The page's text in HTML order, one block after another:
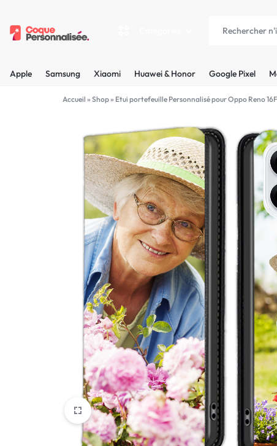
PLUS
BELLES
COQUES
PERSONNALISÉES
Xiaomi
Huawei & Honor
Google Pixel
Motorola
Oppo
Asus
Nokia – HMD
OnePlus
Realme
Apple Samsung Xiaomi Huawei & Honor Google Pixel
Accueil » Shop» Etui portefeuille Personnalisé pour Oppo Reno 16F